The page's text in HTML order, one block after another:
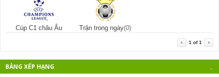
Cúp C1 châu Âu Trận trong ngày(0)
1 of1
BẢNG XẾP HẠNG